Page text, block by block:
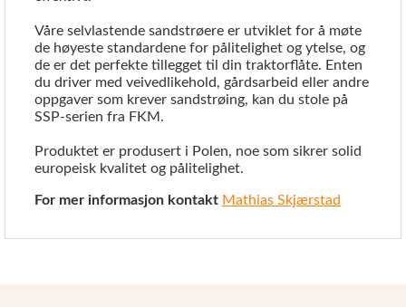
Våre selvlastende sandstrøere er utviklet for å møte
de høyeste standardene for pålitelighet og ytelse, og
de er det perfekte tillegget til din traktorflåte. Enten
du driver med veivedlikehold, gårdsarbeid eller andre
oppgaver som krever sandstrøing, kan du stole på
SSP-serien fra FKM.
Produktet er produsert i Polen, noe som sikrer solid
europeisk kvalitet og pålitelighet.
For mer informasjon kontakt Mathias Skjærstad